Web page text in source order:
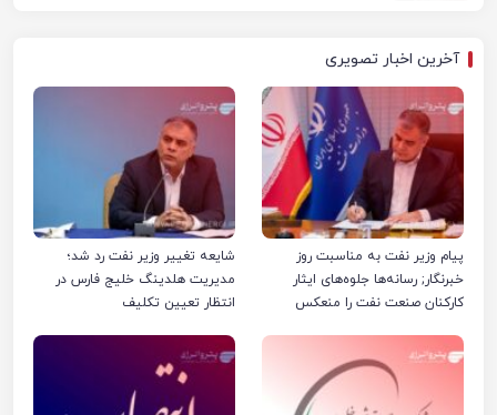
آخرین اخبار تصویری
پیام وزیر نفت به مناسبت روز
خبرنگار; رسانه‌ها جلوه‌های ایثار
کارکنان صنعت نفت را منعکس
شایعه تغییر وزیر نفت رد شد؛
مدیریت هلدینگ خلیج فارس در
انتظار تعیین تکلیف